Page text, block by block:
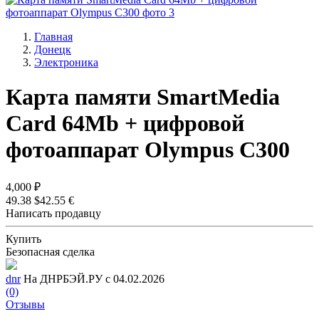
Главная
Донецк
Электроника
Карта памяти SmartMedia
Card 64Mb + цифровой
фотоаппарат Olympus C300
4,000 ₽
49.38 $42.55 €
Написать продавцу
Купить
Безопасная сделка
dnr На ДНРБЭЙ.РУ с 04.02.2026
(0)
Отзывы